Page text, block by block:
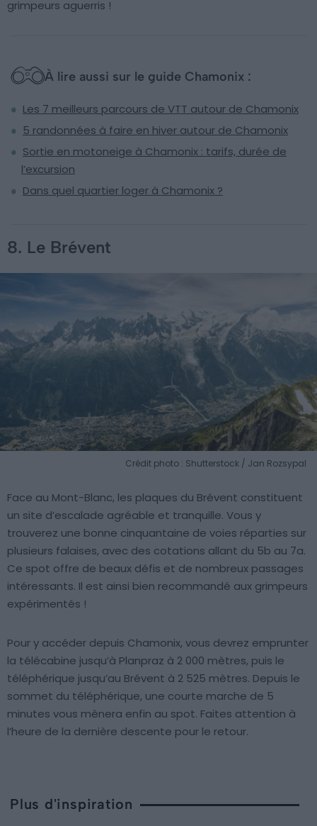
grimpeurs aguerris !
À lire aussi sur le guide Chamonix :
Les 7 meilleurs parcours de VTT autour de Chamonix
5 randonnées à faire en hiver autour de Chamonix
Sortie en motoneige à Chamonix : tarifs, durée de
l’excursion
Dans quel quartier loger à Chamonix ?
8. Le Brévent
Crédit photo : Shutterstock / Jan Rozsypal
Face au Mont-Blanc, les plaques du Brévent constituent
un site d’escalade agréable et tranquille. Vous y
trouverez une bonne cinquantaine de voies réparties sur
plusieurs falaises, avec des cotations allant du 5b au 7a.
Ce spot offre de beaux défis et de nombreux passages
intéressants. Il est ainsi bien recommandé aux grimpeurs
expérimentés !
Pour y accéder depuis Chamonix, vous devrez emprunter
la télécabine jusqu’à Planpraz à 2 000 mètres, puis le
téléphérique jusqu’au Brévent à 2 525 mètres. Depuis le
sommet du téléphérique, une courte marche de 5
minutes vous mènera enfin au spot. Faites attention à
l’heure de la dernière descente pour le retour.
Plus d'inspiration